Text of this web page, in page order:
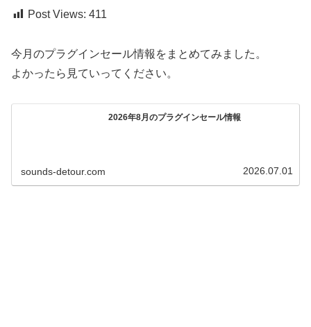
Post Views: 411
今月のプラグインセール情報をまとめてみました。
よかったら見ていってください。
2026年8月のプラグインセール情報
sounds-detour.com 2026.07.01